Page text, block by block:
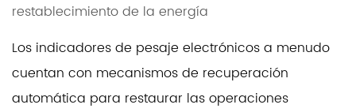
restablecimiento de la energía
Los indicadores de pesaje electrónicos a menudo
cuentan con mecanismos de recuperación
automática para restaurar las operaciones